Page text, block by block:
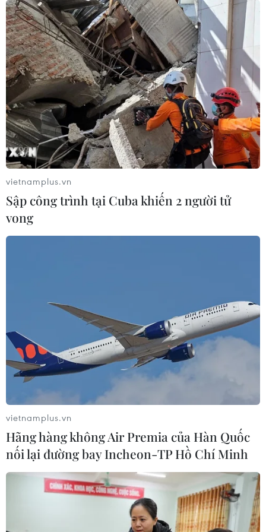
vietnamplus.vn
Sập công trình tại Cuba khiến 2 người tử
vong
vietnamplus.vn
Hãng hàng không Air Premia của Hàn Quốc
nối lại đường bay Incheon-TP Hồ Chí Minh